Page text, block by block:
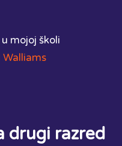
mojoj školi
Walliams
drugi razred